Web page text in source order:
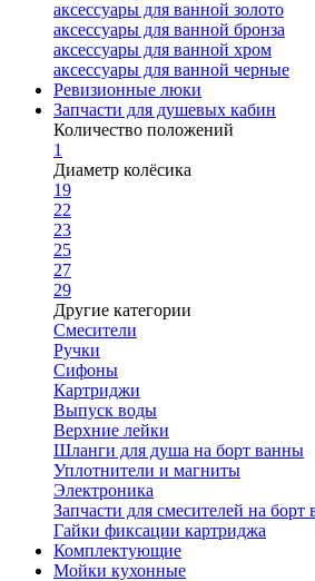
аксессуары для ванной золото
аксессуары для ванной бронза
аксессуары для ванной хром
аксессуары для ванной черные
Ревизионные люки
Запчасти для душевых кабин
Количество положений
1
Диаметр колёсика
19
22
23
25
27
29
Другие категории
Смесители
Ручки
Сифоны
Картриджи
Выпуск воды
Верхние лейки
Шланги для душа на борт ванны
Уплотнители и магниты
Электроника
Запчасти для смесителей на борт
Гайки фиксации картриджа
Комплектующие
Мойки кухонные